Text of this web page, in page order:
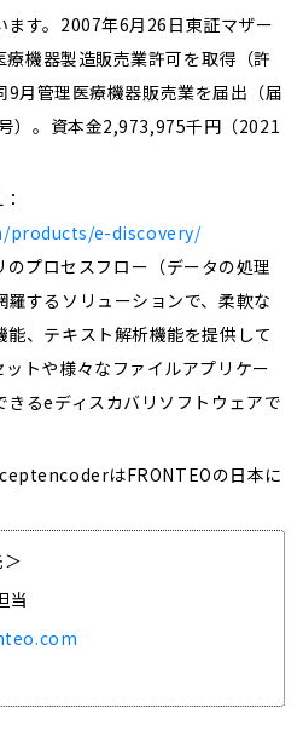
す。2007年6月26日東証マザー
機器製造販売業許可を取得（許
月管理医療機器販売業を届出（届
）。資本金2,973,975千円（2021
e-discovery/
プロセスフロー（データの処理
するソリューションで、柔軟な
、テキスト解析機能を提供して
トや様々なファイルアプリケー
るeディスカバリソフトウェアで
はFRONTEOの日本に
当